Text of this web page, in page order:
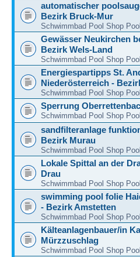
automatischer
Bezirk Bruck-Mur
Schwimmbad Pool Shop
Gewässer Neukirchen
Bezirk Wels-Land
Schwimmbad Pool Shop
Energiespartipps St.
Niederösterreich -
Schwimmbad Pool Shop
Sperrung
Schwimmbad Pool Shop
sandfilteranlage
Bezirk Murau
Schwimmbad Pool Shop
Lokale Spittal an der
Drau
Schwimmbad Pool Shop
swimming pool folie
- Bezirk Amstetten
Schwimmbad Pool Shop
Kälteanlagenbauer/in
Mürzzuschlag
Schwimmbad Pool Shop